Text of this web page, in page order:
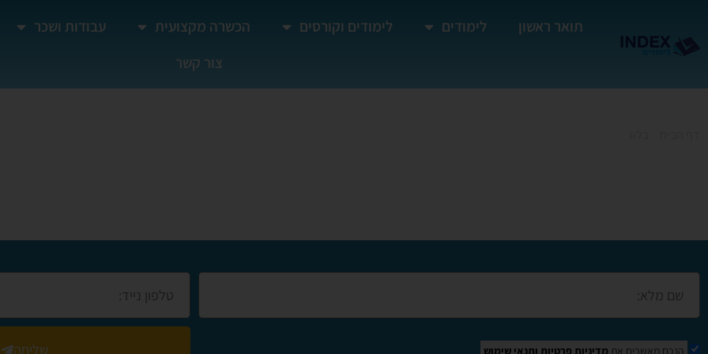
תואר ראשון לימודים לימודים וקורסים הכשרה מקצועית
עבודות ושכר
צור קשר
הנכם מאשרים את מדיניות פרטיות ותנאי שימוש שליחה